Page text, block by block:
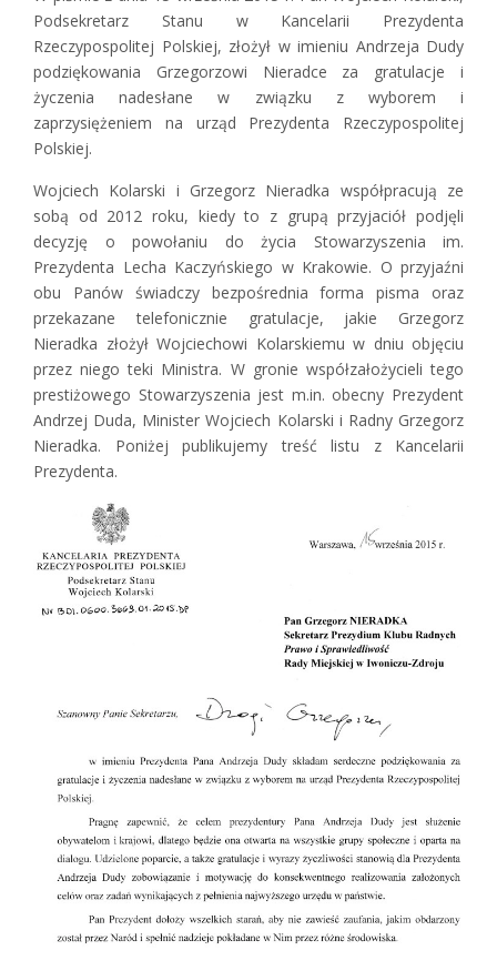
Podsekretarz Stanu w Kancelarii Prezydenta
Rzeczypospolitej Polskiej, złożył w imieniu Andrzeja Dudy
podziękowania Grzegorzowi Nieradce za gratulacje i
życzenia nadesłane w związku z wyborem i
zaprzysiężeniem na urząd Prezydenta Rzeczypospolitej
Polskiej.
Wojciech Kolarski i Grzegorz Nieradka współpracują ze
sobą od 2012 roku, kiedy to z grupą przyjaciół podjęli
decyzję o powołaniu do życia Stowarzyszenia im.
Prezydenta Lecha Kaczyńskiego w Krakowie. O przyjaźni
obu Panów świadczy bezpośrednia forma pisma oraz
przekazane telefonicznie gratulacje, jakie Grzegorz
Nieradka złożył Wojciechowi Kolarskiemu w dniu objęciu
przez niego teki Ministra. W gronie współzałożycieli tego
prestiżowego Stowarzyszenia jest m.in. obecny Prezydent
Andrzej Duda, Minister Wojciech Kolarski i Radny Grzegorz
Nieradka. Poniżej publikujemy treść listu z Kancelarii
Prezydenta.